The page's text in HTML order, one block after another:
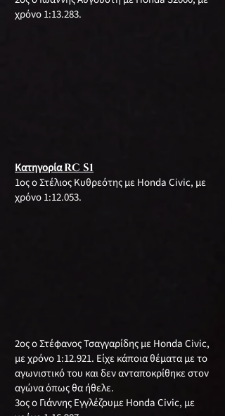
χρόνο 1:13.283.
ΚατηγορίαRC S1
1ος ο Στέλιος Κυθρεότης με Honda Civic, με
χρόνο 1:12.053.
2ος ο Στέφανος Τσαγγαρίδης με Honda Civic,
με χρόνο 1:12.921. Είχε κάποια θέματα με το
αγωνιστικό του και δεν ανταποκρίθηκε στον
αγώνα όπως θα ήθελε.
3ος ο Γιάννης Εγγλέζουμε Honda Civic, με